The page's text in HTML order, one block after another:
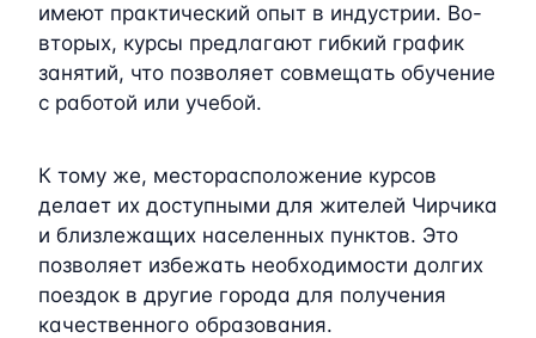
имеют практический опыт в индустрии. Во-
вторых, курсы предлагают гибкий график
занятий, что позволяет совмещать обучение
с работой или учебой.
К тому же, месторасположение курсов
делает их доступными для жителей Чирчика
и близлежащих населенных пунктов. Это
позволяет избежать необходимости долгих
поездок в другие города для получения
качественного образования.